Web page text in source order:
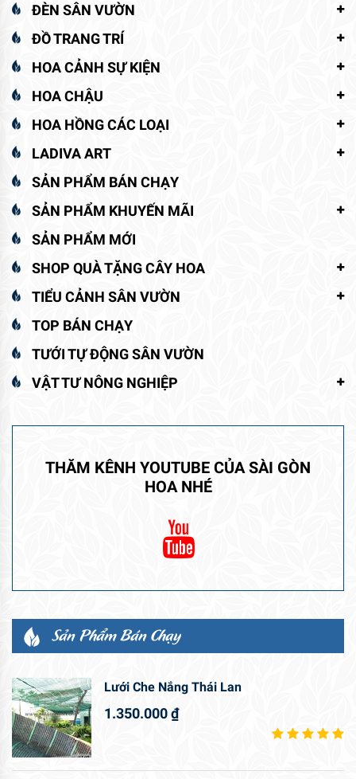
ĐÈN SÂN VƯỜN
ĐỒ TRANG TRÍ
HOA CẢNH SỰ KIỆN
HOA CHẬU
HOA HỒNG CÁC LOẠI
LADIVA ART
SẢN PHẨM BÁN CHẠY
SẢN PHẨM KHUYẾN MÃI
SẢN PHẨM MỚI
SHOP QUÀ TẶNG CÂY HOA
TIỂU CẢNH SÂN VƯỜN
TOP BÁN CHẠY
TƯỚI TỰ ĐỘNG SÂN VƯỜN
VẬT TƯ NÔNG NGHIỆP
THĂM KÊNH YOUTUBE CỦA SÀI GÒN
HOA NHÉ
Sản Phẩm Bán Chạy
Lưới Che Nắng Thái Lan
1.350.000₫